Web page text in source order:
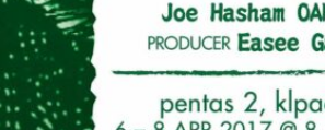
Gelintar
×